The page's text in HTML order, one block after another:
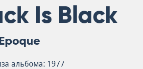
Is Black
альбома: 1977